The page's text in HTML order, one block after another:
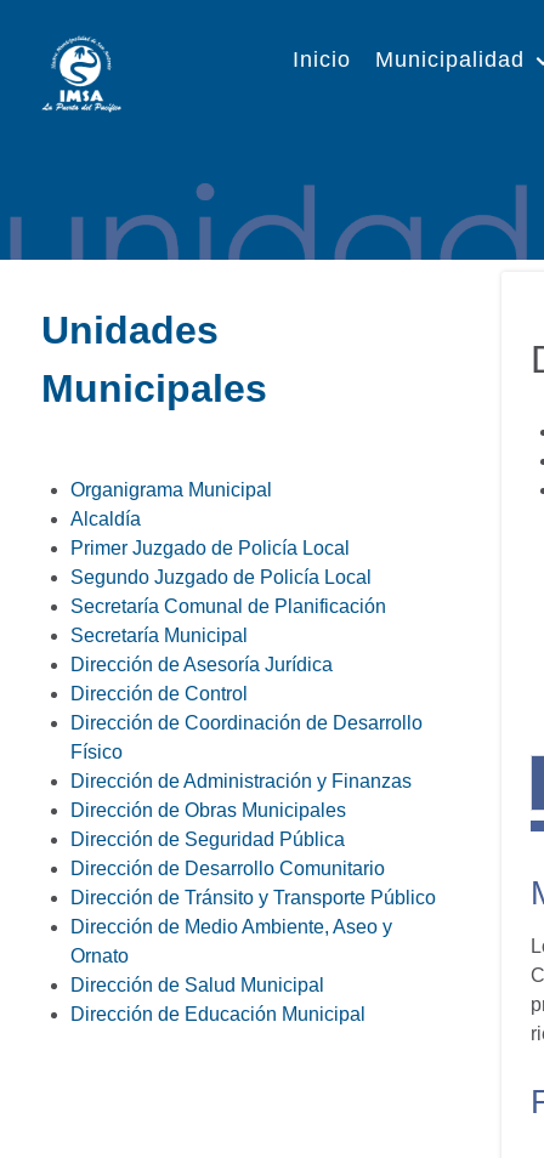
Inicio Municipalidad
Unidades
Municipales
Organigrama Municipal
Alcaldía
Primer Juzgado de Policía Local
Segundo Juzgado de Policía Local
Secretaría Comunal de Planificación
Secretaría Municipal
Dirección de Asesoría Jurídica
Dirección de Control
Dirección de Coordinación de Desarrollo
Físico
Dirección de Administración y Finanzas
Dirección de Obras Municipales
Dirección de Seguridad Pública
Dirección de Desarrollo Comunitario
Dirección de Tránsito y Transporte Público
Dirección de Medio Ambiente, Aseo y
Ornato
Dirección de Salud Municipal
Dirección de Educación Municipal